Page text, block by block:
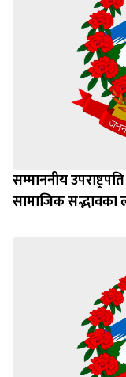
सम्माननीय
सामाजिक सद्भावका